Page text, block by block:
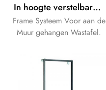
In hoogte verstelbare rvs wastafel Frame Voor aan de Muur gehangen Wastafel
Frame Systeem Voor aan de
Muur gehangen Wastafel.